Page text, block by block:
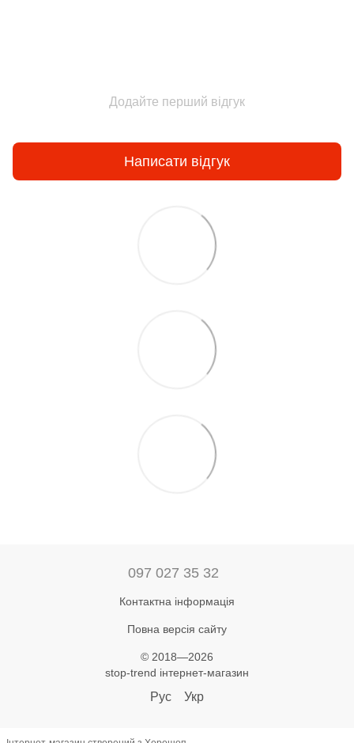
Додайте перший відгук
Написати відгук
097 027 35 32
Контактна інформація
Повна версія сайту
© 2018—2026
stop-trend інтернет-магазин
Рус Укр